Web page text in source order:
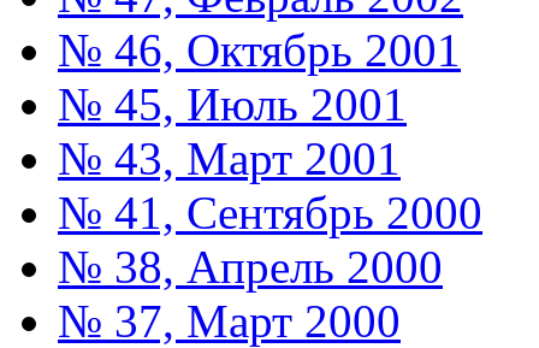
№ 46, Октябрь 2001
№ 45, Июль 2001
№ 43, Март 2001
№ 41, Сентябрь 2000
№ 38, Апрель 2000
№ 37, Март 2000